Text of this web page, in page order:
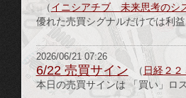
（イニシアチブ 未来思考のシ
優れた売買シグナルだけでは利
2026/06/21 07:26
6/22 売買サイン （ 日経２
本日の売買サインは 「買い」ロ